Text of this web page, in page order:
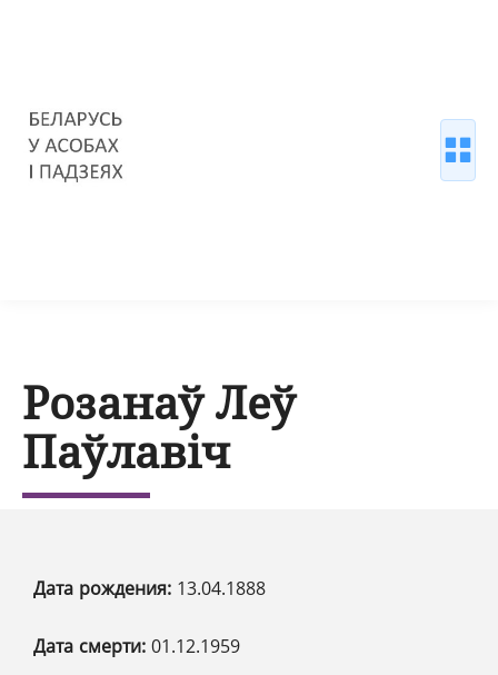
Розанаў Леў
Паўлавіч
Дата рождения: 13.04.1888
Дата смерти: 01.12.1959